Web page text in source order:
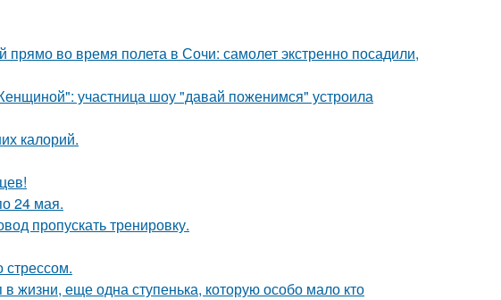
во время полета в Сочи: самолет экстренно посадили,
участница шоу "давай поженимся" устроила
калорий.
24 мая.
пропускать тренировку.
жизни, еще одна ступенька, которую особо мало кто